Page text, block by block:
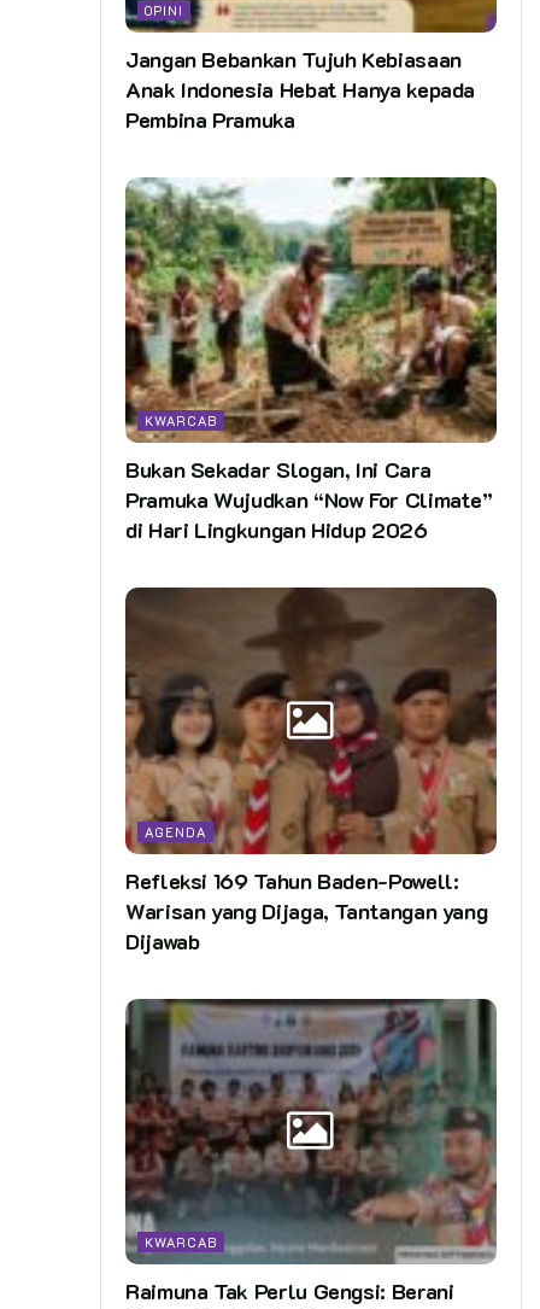
OPINI
Jangan Bebankan Tujuh Kebiasaan
Anak Indonesia Hebat Hanya kepada
Pembina Pramuka
KWARCAB
Bukan Sekadar Slogan, Ini Cara
Pramuka Wujudkan “Now For Climate”
di Hari Lingkungan Hidup 2026
AGENDA
Refleksi 169 Tahun Baden-Powell:
Warisan yang Dijaga, Tantangan yang
Dijawab
KWARCAB
Raimuna Tak Perlu Gengsi: Berani